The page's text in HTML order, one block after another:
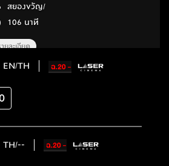
สยองขวัญ/
106 นาที
ยละเอียด
EN/TH
TH/--